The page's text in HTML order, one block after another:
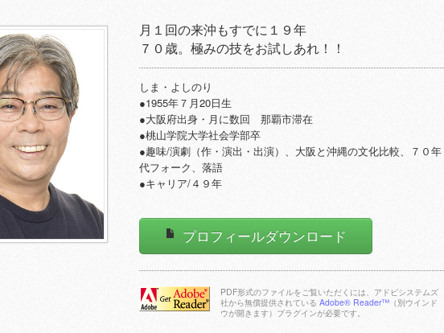
月１回の来沖もすでに１９年
７０歳。極みの技をお試しあれ！！
しま・よしのり
●1955年７月20日生
●大阪府出身・月に数回 那覇市滞在
●桃山学院大学社会学部卒
●趣味/演劇（作・演出・出演）、大阪と沖縄の文化比較、７０年
代フォーク、落語
●キャリア/４９年
プロフィールダウンロード
PDF形式のファイルをご覧いただくには、アドビシステムズ
社から無償提供されている Adobe® Reader™（別ウインド
ウが開きます）プラグインが必要です。